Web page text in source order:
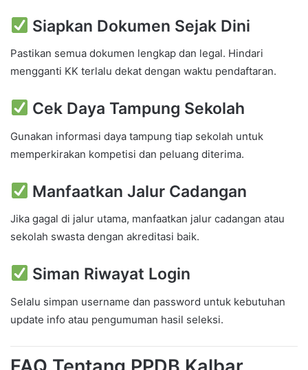
Siapkan Dokumen Sejak Dini
Pastikan semua dokumen lengkap dan legal. Hindari
mengganti KK terlalu dekat dengan waktu pendaftaran.
Cek Daya Tampung Sekolah
Gunakan informasi daya tampung tiap sekolah untuk
memperkirakan kompetisi dan peluang diterima.
Manfaatkan Jalur Cadangan
Jika gagal di jalur utama, manfaatkan jalur cadangan atau
sekolah swasta dengan akreditasi baik.
Siman Riwayat Login
Selalu simpan username dan password untuk kebutuhan
update info atau pengumuman hasil seleksi.